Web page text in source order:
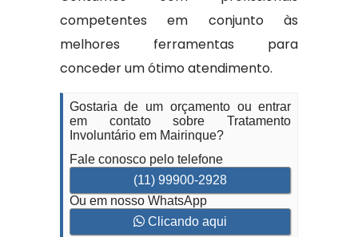
competentes em conjunto às
melhores ferramentas para
conceder um ótimo atendimento.
Gostaria de um orçamento ou entrar
em contato sobre Tratamento
Involuntário em Mairinque?
Fale conosco pelo telefone
(11) 99900-2928
Ou em nosso WhatsApp
Clicando aqui